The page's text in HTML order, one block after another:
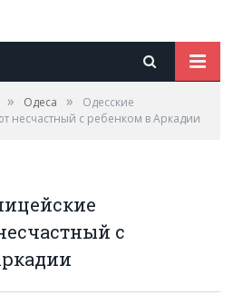
» Одеса »
Одесские
несчастный с ребенком в Аркадии
с